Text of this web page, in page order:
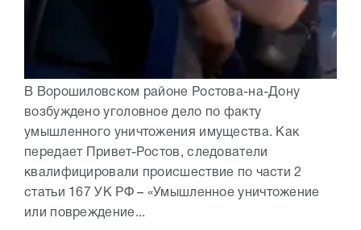
В Ворошиловском районе Ростова-на-Дону
возбуждено уголовное дело по факту
умышленного уничтожения имущества. Как
передает Привет-Ростов, следователи
квалифицировали происшествие по части 2
статьи 167 УК РФ – «Умышленное уничтожение
или повреждение...